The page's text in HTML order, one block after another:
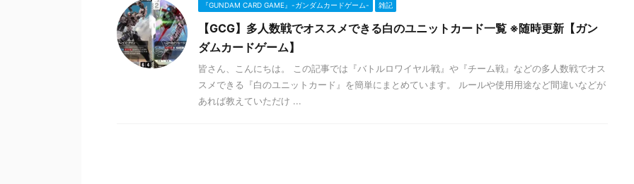
『GUNDAM CARD GAME』-ガンダムカードゲーム- 雑記
【GCG】多人数戦でオススメできる白のユニットカード一覧 ※随時更新【ガン
ダムカードゲーム】
皆さん、こんにちは。 この記事では『バトルロワイヤル戦』や『チーム戦』などの多人数戦でオス
スメできる『白のユニットカード』を簡単にまとめています。 ルールや使用用途など間違いなどが
あれば教えていただけ ...